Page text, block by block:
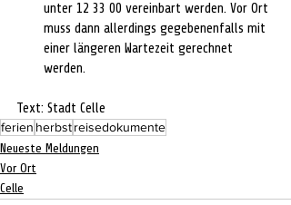
unter 12 33 00 vereinbart werden. Vor Ort
muss dann allerdings gegebenenfalls mit
einer längeren Wartezeit gerechnet
werden.
Text: Stadt Celle
ferien herbstreisedokumente
Neueste Meldungen
Vor Ort
Celle